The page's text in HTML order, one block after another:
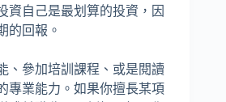
資自己是最划算的投資，因
的回報。
、參加培訓課程、或是閱讀
專業能力。如果你擅長某項